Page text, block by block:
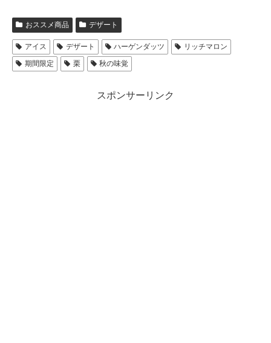
おススメ商品 デザート
アイス デザート ハーゲンダッツ
リッチマロン
期間限定
栗 秋の味覚
スポンサーリンク